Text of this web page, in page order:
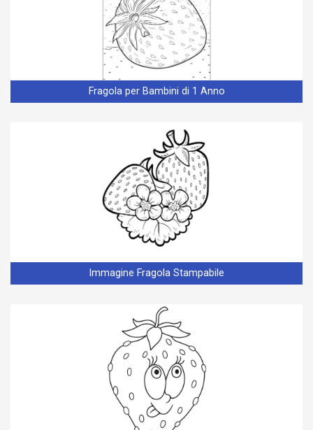
Fragola per Bambini di 1 Anno
Immagine Fragola Stampabile